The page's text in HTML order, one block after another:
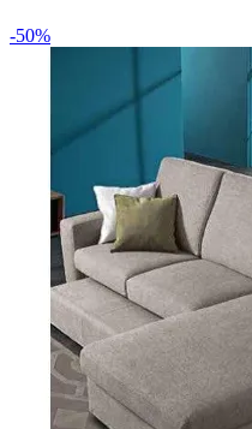
-50%